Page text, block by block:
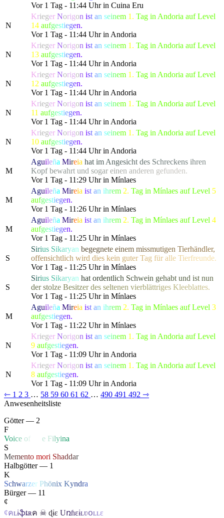
Vor 1 Tag - 11:44 Uhr in Cuina Eru
N
Krieger Norigon ist an seinem 1. Tag in Andoria auf Level
14 aufgestiegen.
Vor 1 Tag - 11:44 Uhr in Andoria
N
Krieger Norigon ist an seinem 1. Tag in Andoria auf Level
13 aufgestiegen.
Vor 1 Tag - 11:44 Uhr in Andoria
N
Krieger Norigon ist an seinem 1. Tag in Andoria auf Level
12 aufgestiegen.
Vor 1 Tag - 11:44 Uhr in Andoria
N
Krieger Norigon ist an seinem 1. Tag in Andoria auf Level
11 aufgestiegen.
Vor 1 Tag - 11:44 Uhr in Andoria
N
Krieger Norigon ist an seinem 1. Tag in Andoria auf Level
10 aufgestiegen.
Vor 1 Tag - 11:44 Uhr in Andoria
M
Aguileña Mireia hat im Angesicht des Schreckens ihren
Kopf bewahrt und sogar einen anderen gefunden.
Vor 1 Tag - 11:29 Uhr in Mínlaes
M
Aguileña Mireia ist an ihrem 2. Tag in Mínlaes auf Level 5
aufgestiegen.
Vor 1 Tag - 11:26 Uhr in Mínlaes
M
Aguileña Mireia ist an ihrem 2. Tag in Mínlaes auf Level 4
aufgestiegen.
Vor 1 Tag - 11:25 Uhr in Mínlaes
S
Sirius Sikaryan begegnete einem missmutigen Tierhändler,
offensichtlich wird dies kein guter Tag für alle Tierfreunde.
Vor 1 Tag - 11:25 Uhr in Mínlaes
S
Sirius Sikaryan hat ordentlich Schwein gehabt und ist nun
der stolze Besitzerdes seltenen vierblättriges Kleeblattes.
Vor 1 Tag - 11:25 Uhr in Mínlaes
M
Aguileña Mireia ist an ihrem 2. Tag in Mínlaes auf Level 3
aufgestiegen.
Vor 1 Tag - 11:22 Uhr in Mínlaes
N
Krieger Norigon ist an seinem 1. Tag in Andoria auf Level
9 aufgestiegen.
Vor 1 Tag - 11:09 Uhr in Andoria
N
Krieger Norigon ist an seinem 1. Tag in Andoria auf Level
8 aufgestiegen.
Vor 1 Tag - 11:09 Uhr in Andoria
⇽ 1 2 3 … 58 59 60 61 62 … 490 491 492 ⇾
Anwesenheitsliste
Götter — 2
F
Voice of e Filyina
S
Memento mori Shaddar
Halbgötter — 1
K
Schwarzer Phönix Kyndra
Bürger — 11
¢
¢คʟɨֆȶʀค ☠ ɖɨɛ Uռɦɛɨʟʋօʟʟɛ